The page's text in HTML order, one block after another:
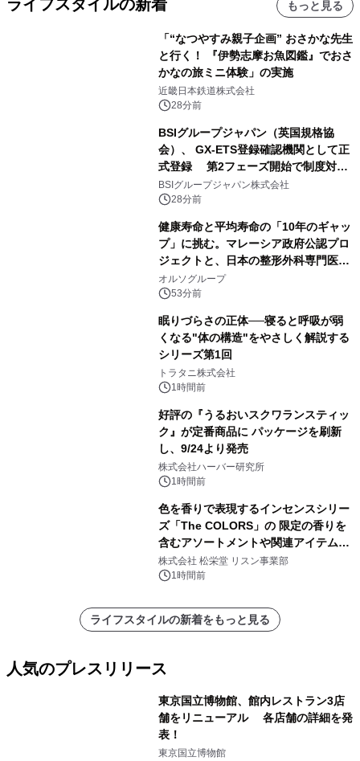
ライフスタイルの新着 もっと見る
「“なつやすみ親子企画” おさかな先生
と行く！ 『伊勢志摩お魚図鑑』でおさ
かなの旅ミニ体験」の実施
近畿日本鉄道株式会社
28分前
BSIグループジャパン（英国規格協
会）、 GX-ETS登録確認機関として正
式登録 第2フェーズ開始で制度対応
が義務化、 企業の対応はどう変わるの
か？ 法的拘束力をもつGX-ETSの実
動画を公開中
BSIグループジャパン株式会社
28分前
健康寿命と平均寿命の「10年のギャッ
プ」に挑む。マレーシア政府公認プロ
ジェクトと、日本の整形外科専門医が
サステナブルな「エシカル・ツバメの
巣」の共同臨床検証を開始
オルソグループ
53分前
眠りづらさの正体──寝ると呼吸が弱
くなる"体の構造"をやさしく解説する
シリーズ第1回
トラタニ株式会社
1時間前
好評の『うるおいスクワランスティッ
ク』が定番商品に パッケージを刷新
し、9/24より発売
株式会社ハーバー研究所
1時間前
色を香りで表現するインセンスシリー
ズ「The COLORS」の 限定の香りを
含むアソートメントや関連アイテムを
8月6日発売
株式会社 松栄堂 リスン事業部
1時間前
ライフスタイルの新着をもっと見る
人気のプレスリリース
東京国立博物館、館内レストラン3店
舗をリニューアル 各店舗の詳細を発
表！
東京国立博物館